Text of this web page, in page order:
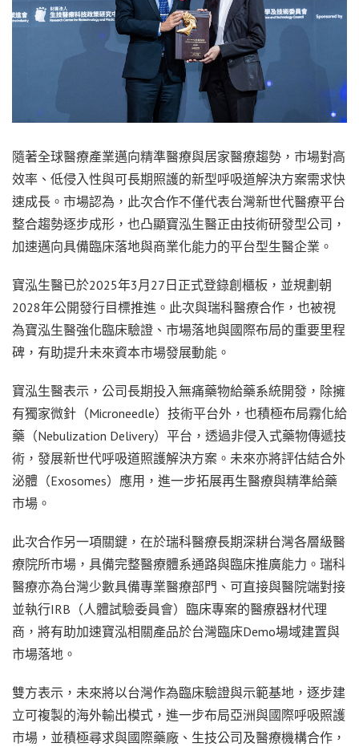
隨著全球醫療產業邁向精準醫療與居家醫療趨勢，市場對高
效率、低侵入性與可長期照護的新型呼吸道解決方案需求快
速成長。市場認為，此次合作不僅代表台灣新世代醫療平台
整合趨勢逐步成形，也凸顯寶泓生醫正由技術研發型公司，
加速邁向具備臨床落地與商業化能力的平台型生醫企業。
寶泓生醫已於2025年3月27日正式登錄創櫃板，並規劃朝
2028年公開發行目標推進。此次與瑞科醫療合作，也被視
為寶泓生醫強化臨床驗證、市場落地與國際布局的重要里程
碑，有助提升未來資本市場發展動能。
寶泓生醫表示，公司長期投入無痛藥物給藥系統開發，除擁
有獨家微針（Microneedle）技術平台外，也積極布局霧化給
藥（Nebulization Delivery）平台，透過非侵入式藥物傳遞技
術，發展新世代呼吸道照護解決方案。未來亦將評估結合外
泌體（Exosomes）應用，進一步拓展再生醫療與精準給藥
市場。
此次合作另一項關鍵，在於瑞科醫療長期深耕台灣各層級醫
療院所市場，具備完整醫療體系通路與臨床推廣能力。瑞科
醫療亦為台灣少數具備專業醫療部門、可直接與醫院端對接
並執行IRB（人體試驗委員會）臨床專案的醫療器材代理
商，將有助加速寶泓相關產品於台灣臨床Demo場域建置與
市場落地。
雙方表示，未來將以台灣作為臨床驗證與示範基地，逐步建
立可複製的海外輸出模式，進一步布局亞洲與國際呼吸照護
市場，並積極尋求與國際藥廠、生技公司及醫療機構合作，